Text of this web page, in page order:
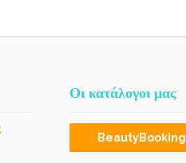
Οι κατάλογοι μας
BeautyBooking